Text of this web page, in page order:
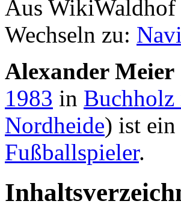
Aus WikiWaldhof
Wechseln zu:
Alexander Meier
1983 in Buchholz
Nordheide) ist ein
Fußballspieler.